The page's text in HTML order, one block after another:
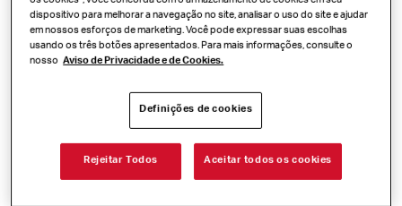
Purina e Azul realizam parceria inédita para aproximar tutores e
pets durante o voo
Com a campanha criativa desenvolvida pela Publicis, a companhia
área passa a oferecer snacks Purina para pets a bordo
gratuitamente
dispositivo para melhorar a navegação no site, analisar o uso do site e ajudar
em nossos esforços de marketing. Você pode expressar suas escolhas
usando os três botões apresentados. Para mais informações, consulte o
nosso Aviso de Privacidade e de Cookies.
Definições de cookies
Rejeitar Todos Aceitar todos os cookies